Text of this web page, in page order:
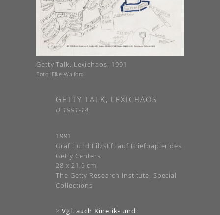
Getty Talk, Lexichaos, 1991
Foto: Elke Walford
GETTY TALK, LEXICHAOS
D 1991-14
1991
Grafit und Filzstift auf Briefpapier des
Getty Centers
28 x 21,6 cm
The Getty Research Institute, Special
Collections
> Vgl. auch Kinetik- und